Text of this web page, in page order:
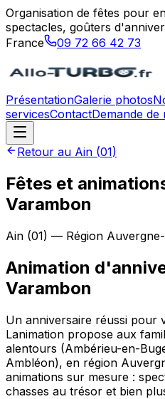
Organisation de fêtes pour
spectacles, goûters
France
09 72 66 42 73
PrésentationGalerie photos
servicesContactDemande de
Retour au Ain (01)
Fêtes et
Varambon
Ain (01) — Région
Animation
Varambon
Un anniversaire réussi pour
Lanimation propose aux
alentours (Ambérieu-en-
Ambléon), en région
animations sur mesure :
chasses au trésor et bien